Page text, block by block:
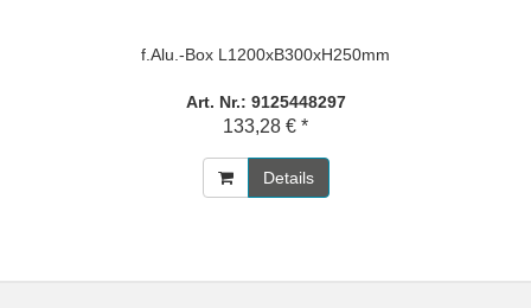
f.Alu.-Box L1200xB300xH250mm
Art. Nr.: 9125448297
133,28 € *
Details